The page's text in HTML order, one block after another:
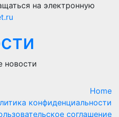
на электронную
новости
Home
конфиденциальности
соглашение